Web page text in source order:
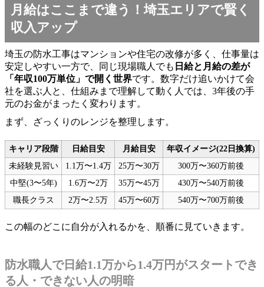
月給はここまで違う！埼玉エリアで賢く
収入アップ
埼玉の防水工事はマンションや住宅の改修が多く、仕事量は
安定しやすい一方で、同じ現場職人でも 日給と月給の差が
「年収100万単位」で開く世界です。数字だけ追いかけて会
社を選ぶ人と、仕組みまで理解して動く人では、3年後の手
元のお金がまったく変わります。
まず、ざっくりのレンジを整理します。
キャリア段階 日給目安 月給目安
年収イメージ(22日換算)
未経験見習い
1.1万〜1.4万 25万〜30万
300万〜360万前後
中堅(3〜5年)
1.6万〜2万 35万〜45万
430万〜540万前後
職長クラス
2万〜2.5万 45万〜60万 540万〜700万前後
この幅のどこに自分が入れるかを、順番に見ていきます。
防水職人で日給1.1万から1.4万円がスタートでき
る人・できない人の明暗